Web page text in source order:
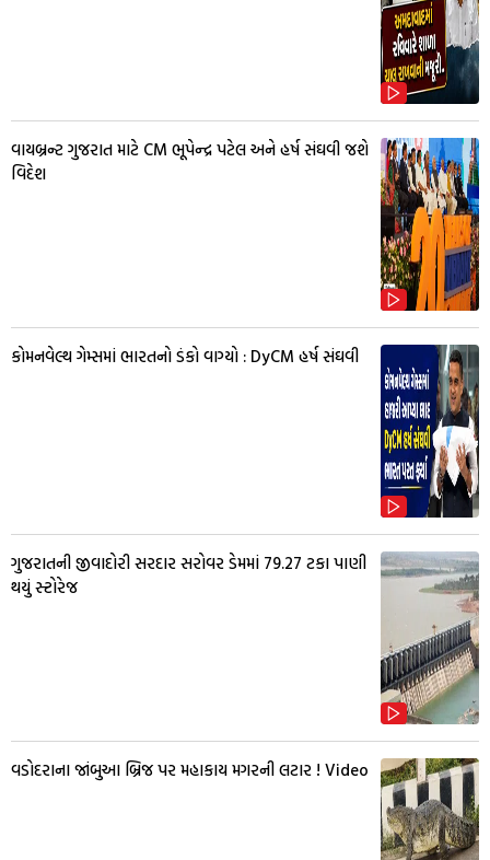
વાયબ્રન્ટ ગુજરાત માટે CM ભૂપેન્દ્ર પટેલ અને હર્ષ સંઘવી જશે
વિદેશ
કોમનવેલ્થ ગેમ્સમાં ભારતનો ડંકો વાગ્યો : DyCM હર્ષ સંઘવી
ગુજરાતની જીવાદોરી સરદાર સરોવર ડેમમાં 79.27 ટકા પાણી
થયું સ્ટોરેજ
વડોદરાના જાંબુઆ બ્રિજ પર મહાકાય મગરની લટાર ! Video